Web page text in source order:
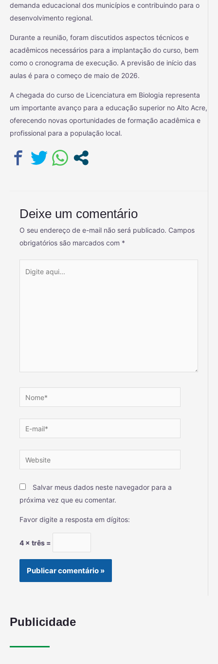
demanda educacional dos municípios e contribuindo para o
desenvolvimento regional.
Durante a reunião, foram discutidos aspectos técnicos e
acadêmicos necessários para a implantação do curso, bem
como o cronograma de execução. A previsão de início das
aulas é para o começo de maio de 2026.
A chegada do curso de Licenciatura em Biologia representa
um importante avanço para a educação superior no Alto Acre,
oferecendo novas oportunidades de formação acadêmica e
profissional para a população local.
Deixe um comentário
O seu endereço de e-mail não será publicado. Campos
obrigatórios são marcados com *
Salvar meus dados neste navegador para a
próxima vez que eu comentar.
Favor digite a resposta em dígitos:
4 × três =
Publicidade